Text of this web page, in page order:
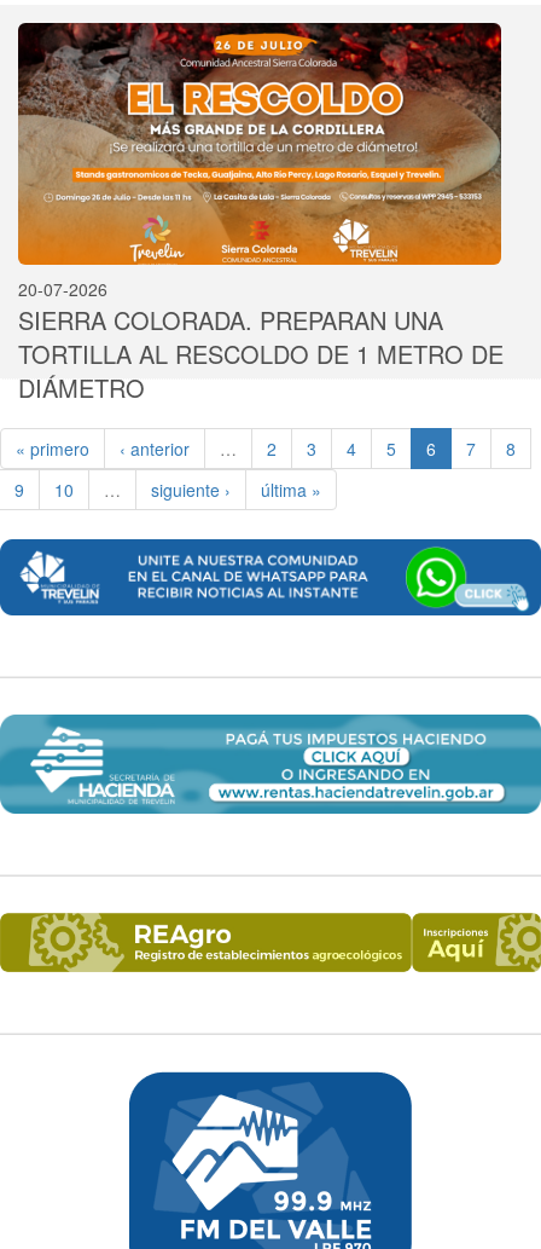
20-07-2026
SIERRA COLORADA. PREPARAN UNA
TORTILLA AL RESCOLDO DE 1 METRO DE
DIÁMETRO
« primero ‹ anterior … 2 3 4 5 6 7
8
9
10 … siguiente › última »